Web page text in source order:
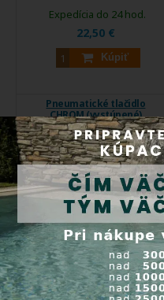
22,50 €
Kúpiť
Expedícia do 24 hod.
Pneumatické tlačidlo
CHROM (vystúpené)
Príslušenstvo na
elektropneumatické ovládanie.
...
Kód produktu:520606